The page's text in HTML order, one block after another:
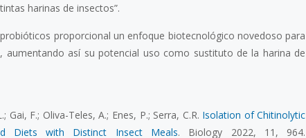
harinas de insectos”.
proporcional un enfoque biotecnológico novedoso para
así su potencial uso como sustituto de la harina de
F.; Oliva-Teles, A.; Enes, P.; Serra, C.R. Isolation of Chitinolytic
Diets with Distinct Insect Meals. Biology 2022, 11, 964.